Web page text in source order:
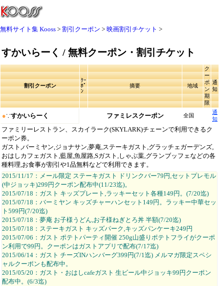
無料サイト集 Kooss 割引クーポン 映画割引チケット
すかいらーく / 無料クーポン・割引チケット
割引クーポン
ｸｰ
ﾎﾟ
ﾝ
摘要 地域
ク
ー
ポ
ン
期
限
通
知
●∵すかいらーく ファミレスクーポン 全国
通
知
ファミリーレストラン、スカイラーク(SKYLARK)チェーンで利用できるク
ーポン券。
ガスト,バーミヤン,ジョナサン,夢庵,ステーキガスト,グラッチェガーデンズ,
おはしカフェガスト,藍屋,魚屋路,Sガスト,しゃぶ葉,グランブッフェなどの各
種料理,お食事が割引や1品無料などで利用できます。
2015/11/17：メール限定 ステーキガスト ドリンクバー79円,セットプレモル
(中ジョッキ)299円クーポン配布中(11/23迄)。
2015/07/18：ガスト キッズプレート,ラッキーセット各種149円。(7/20迄)
2015/07/18：バーミヤン キッズチャーハンセット149円。ラッキー中華セッ
ト599円(7/20迄)
2015/07/18：夢庵 お子様うどん,お子様ねぎとろ丼 半額(7/20迄)
2015/07/18：ステーキガスト キッズパーク,キッズパンケーキ249円
2015/07/06：ガスト ポテトパーティ開催 250g山盛りポテトフライがクーポ
ン利用で99円。クーポンはガストアプリで配布(7/17迄)
2015/06/14：ガスト チーズINハンバーグ399円(7/1迄) メルマガ限定スペシ
ャルクーポンも配布中。
2015/05/20：ガスト・おはしcafeガスト 生ビール中ジョッキ99円クーポン
配布中。(6/3迄)